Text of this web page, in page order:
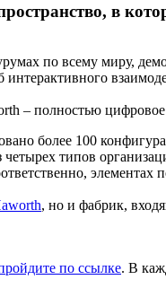
в
по всему миру,
интерактивного
– полностью
более 100
типов
элементах
, но и фабрик,
по ссылке. В